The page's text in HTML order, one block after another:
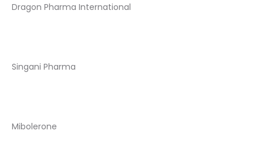
Dragon Pharma International
Singani Pharma
Mibolerone